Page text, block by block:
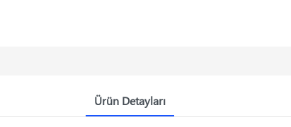
Ürün Detayları